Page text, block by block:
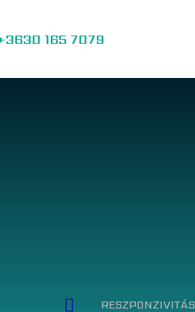
165 7079
RESZPONZIVITÁS